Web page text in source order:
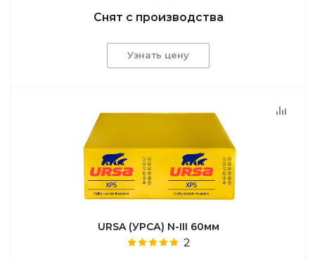
Снят с производства
Узнать цену
URSA (УРСА) N-III 60мм
2